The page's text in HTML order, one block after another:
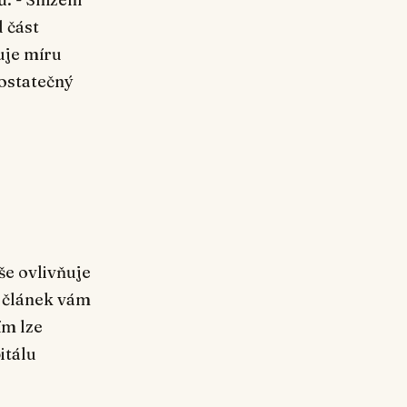
část
míru
ovlivňuje
vám
lze